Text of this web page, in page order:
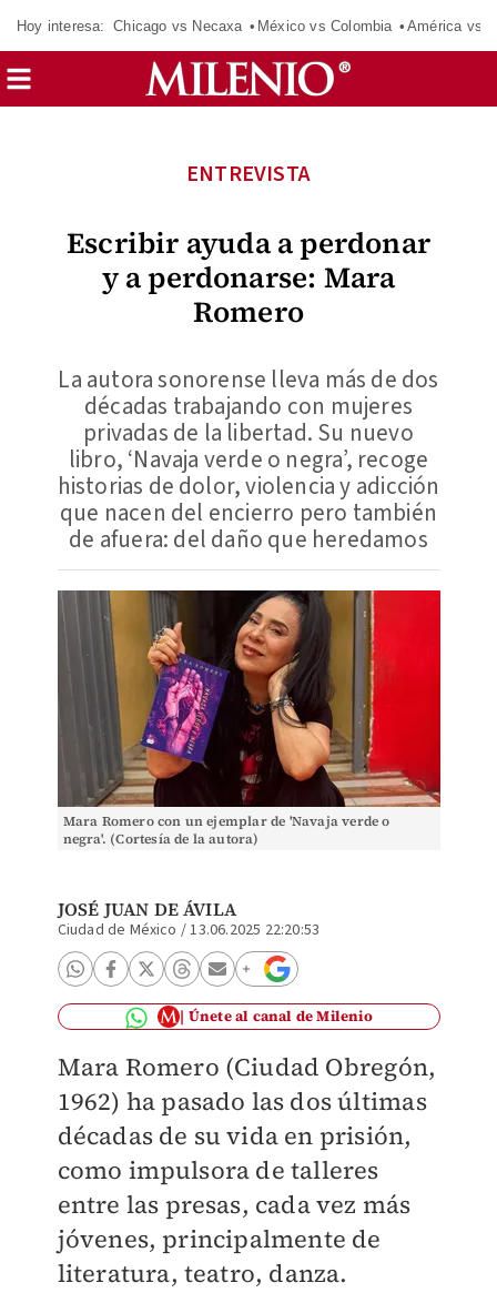
Hoy interesa: Chicago vs Necaxa México vs Colombia América vs
Escribir ayuda a perdonar
y a perdonarse: Mara
Romero
ENTREVISTA
La autora sonorense lleva más de dos
décadas trabajando con mujeres
privadas de la libertad. Su nuevo
libro, ‘Navaja verde o negra’, recoge
historias de dolor, violencia y adicción
que nacen del encierro pero también
de afuera: del daño que heredamos
Mara Romero con un ejemplar de 'Navaja verde o
negra'. (Cortesía de la autora)
JOSÉ JUAN DE ÁVILA
Ciudad de México /13.06.2025 22:20:53
Únete al canal de Milenio
Mara Romero (Ciudad Obregón,
1962) ha pasado las dos últimas
décadas de su vida en prisión,
como impulsora de talleres
entre las presas, cada vez más
jóvenes, principalmente de
literatura, teatro, danza.